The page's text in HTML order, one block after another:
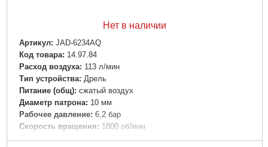
Нет в наличии
Артикул: JAD-6234AQ
Код товара: 14.97.84
Расход воздуха: 113 л/мин
Тип устройства: Дрель
Питание (общ): сжатый воздух
Диаметр патрона: 10 мм
Рабочее давление: 6,2 бар
Скорость вращения: 1800 об/мин
Габариты упаковки: 250x170x50 мм